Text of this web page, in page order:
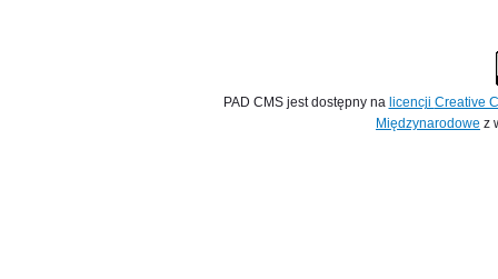
PAD CMS jest dostępny na licencji Creative
Międzynarodowe z